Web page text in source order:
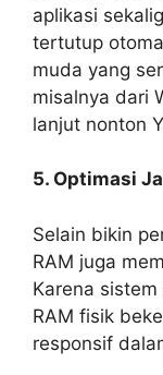
aplikasi
tertutup
muda yang
misalnya dari
lanjut nonton
5. Optimasi
Selain bikin
RAM juga
Karena
RAM fisik
responsif